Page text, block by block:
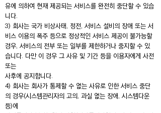
유에 의하여 현재 제공되는 서비스를 완전히 중단할 수 있습
니다.
3) 회사는 국가 비상사태, 정전, 서비스 설비의 장애 또는 서
비스 이용의 폭주 등으로 정상적인 서비스 제공이 불가능할
경우, 서비스의 전부 또는 일부를 제한하거나 중지할 수 있
습니다. 다만 이 경우 그 사유 및 기간 등을 이용자에게 사전
또는
사후에 공지합니다.
4) 회사는 회사가 통제할 수 없는 사유로 인한 서비스 중단
의 경우(시스템관리자의 고의, 과실 없는 장애, 시스템다운
등)에